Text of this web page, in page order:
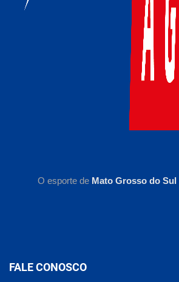
O esporte de Mato Grosso do Sul
FALE CONOSCO